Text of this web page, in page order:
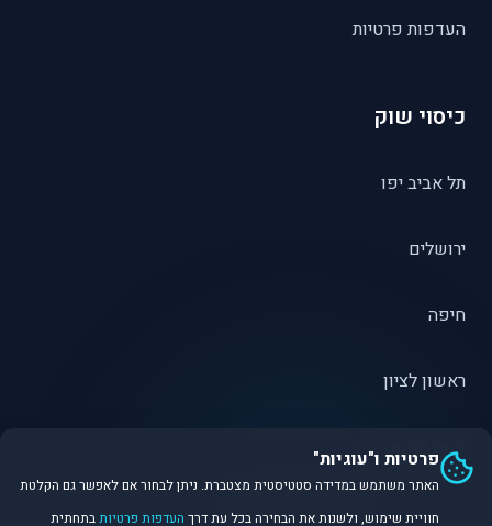
העדפות פרטיות
כיסוי שוק
תל אביב יפו
ירושלים
חיפה
ראשון לציון
פתח תקווה
פרטיות ו"עוגיות"
האתר משתמש במדידה סטטיסטית מצטברת. ניתן לבחור אם לאפשר גם הקלטת
חוויית שימוש, ולשנות את הבחירה בכל עת דרך העדפות פרטיותבתחתית